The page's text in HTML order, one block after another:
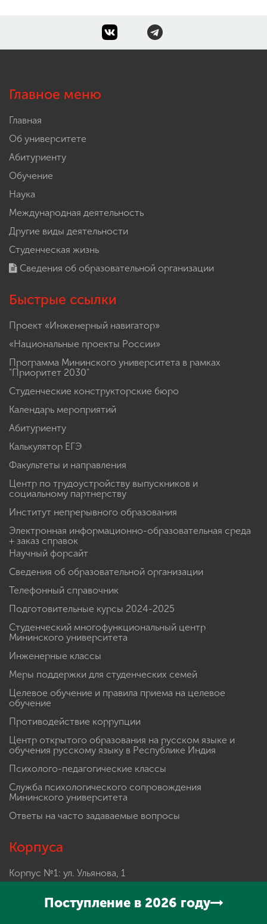
... 155
Главное меню
Абитуриенту
Наука
Другие виды деятельности
Студенческая жизнь
Сведения об образовательной организации
Быстрые ссылки
Проект «Инженерный навигатор»
«Национальные проекты России»
Программа Мининского университета в рамках
Студенческие конструкторские бюро
Календарь мероприятий
Абитуриенту
Калькулятор ЕГЭ
Факультеты и направления
Центр по трудоустройству выпускников и
социальному партнерству
Институт непрерывного образования
Электронная информационно-образовательная среда
+ заказ справок
Научный форсайт
Сведения об образовательной организации
Телефонный справочник
Подготовительные курсы 2024-2025
Студенческий многофункциональный центр
Мининского университета
Инженерные классы
Целевое обучение и правила приема на целевое
Центр открытого образования на русском языке и
обучения русскому языку в Республике Индия
Психолого-педагогические классы
Мининского университета
Поступление в 2026 году